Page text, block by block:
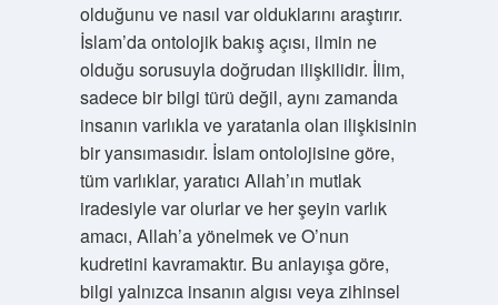
olduğunu ve nasıl var olduklarını araştırır.
İslam’da ontolojik bakış açısı, ilmin ne
olduğu sorusuyla doğrudan ilişkilidir. İlim,
sadece bir bilgi türü değil, aynı zamanda
insanın varlıkla ve yaratanla olan ilişkisinin
bir yansımasıdır. İslam ontolojisine göre,
tüm varlıklar, yaratıcı Allah’ın mutlak
iradesiyle var olurlar ve her şeyin varlık
amacı, Allah’a yönelmek ve O’nun
kudretini kavramaktır. Bu anlayışa göre,
bilgi yalnızca insanın algısı veya zihinsel